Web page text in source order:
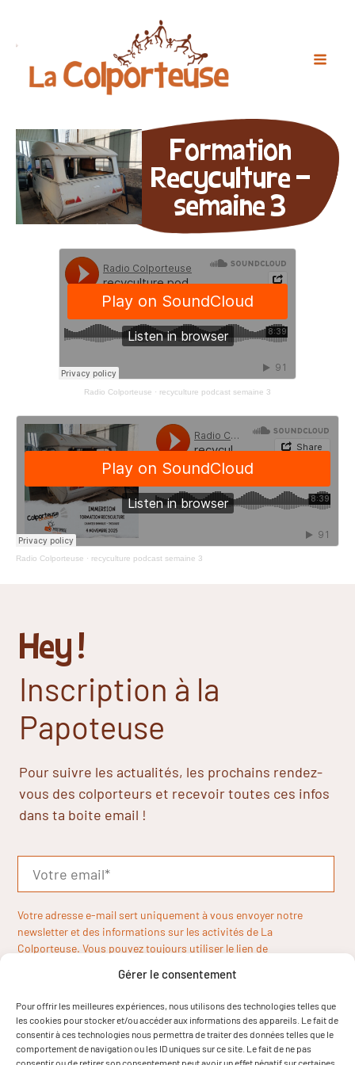
Gérer le consentement
Pour offrir les meilleures expériences, nous utilisons des technologies telles que
les cookies pour stocker et/ou accéder aux informations des appareils. Le fait de
consentir à ces technologies nous permettra de traiter des données telles que le
comportement de navigation ou les ID uniques sur ce site. Le fait de ne pas
consentir ou de retirer son consentement peut avoir un effet négatif sur certaines
Formation
Recyculture -
semaine 3
Radio Colporteuse · recyculture podcast semaine 3
Radio Colporteuse · recyculture podcast semaine 3
Hey !
Inscription à la
Papoteuse
Pour suivre les actualités, les prochains rendez-
vous des colporteurs et recevoir toutes ces infos
dans ta boite email !
Votre adresse e-mail sert uniquement à vous envoyer notre
newsletter et des informations sur les activités de La
Colporteuse. Vous pouvez toujours utiliser le lien de